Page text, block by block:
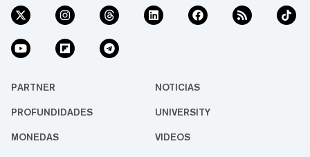
PARTNER NOTICIAS
PROFUNDIDADES UNIVERSITY
MONEDAS VIDEOS